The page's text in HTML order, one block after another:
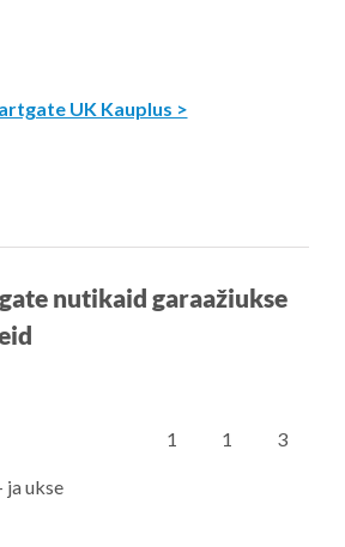
UK Kauplus >
nutikaid garaažiukse
1 1 3
ja ukse